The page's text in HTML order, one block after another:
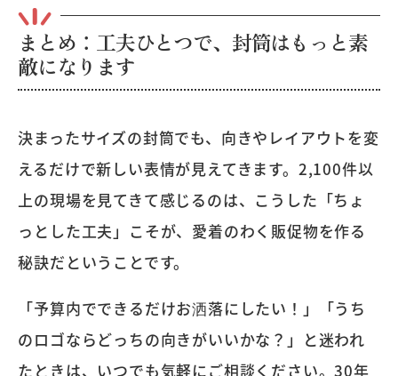
まとめ：工夫ひとつで、封筒はもっと素
敵になります
決まったサイズの封筒でも、向きやレイアウトを変
えるだけで新しい表情が見えてきます。2,100件以
上の現場を見てきて感じるのは、こうした「ちょ
っとした工夫」こそが、愛着のわく販促物を作る
秘訣だということです。
「予算内でできるだけお洒落にしたい！」「うち
のロゴならどっちの向きがいいかな？」と迷われ
たときは、いつでも気軽にご相談ください。30年